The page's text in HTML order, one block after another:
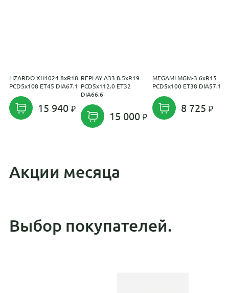
LIZARDO XH1024 8xR18
PCD5x108 ET45 DIA67.1
15 940
REPLAY A33 8.5xR19
PCD5x112.0 ET32
DIA66.6
15 000
MEGAMI MGM-3 6xR15
PCD5x100 ET38 DIA57.1
8 725
Акции месяца
Выбор покупателей.